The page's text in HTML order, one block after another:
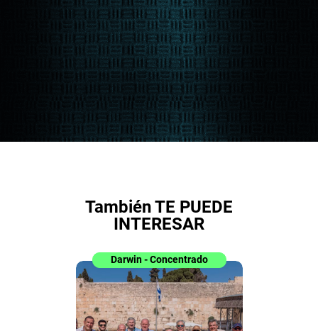
También TE PUEDE
INTERESAR
Darwin - Concentrado